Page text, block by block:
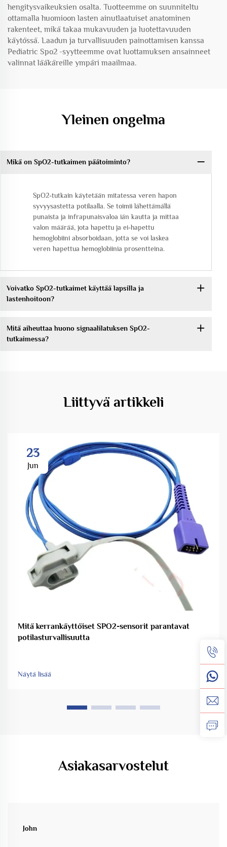
hengitysvaikeuksien osalta. Tuotteemme on suunniteltu
ottamalla huomioon lasten ainutlaatuiset anatominen
rakenteet, mikä takaa mukavuuden ja luotettavuuden
käytössä. Laadun ja turvallisuuden painottamisen kanssa
Pediatric Spo2 -syytteemme ovat luottamuksen ansainneet
valinnat lääkäreille ympäri maailmaa.
Yleinen ongelma
Mikä on SpO2-tutkaimen päätoiminto?
SpO2-tutkain käytetään mitatessa veren hapon
syvyysastetta potilaalla. Se toimii lähettämällä
punaista ja infrapunaisvaloa iän kautta ja mittaa
valon määrää, jota hapettu ja ei-hapettu
hemoglobiini absorboidaan, jotta se voi laskea
veren hapettua hemoglobiinia prosentteina.
Voivatko SpO2-tutkaimet käyttää lapsilla ja
lastenhoitoon?
Mitä aiheuttaa huono signaalilatuksen SpO2-
tutkaimessa?
Liittyvä artikkeli
23
Jun
Mitä kerrankäyttöiset SPO2-sensorit parantavat
potilasturvallisuutta
Näytä lisää
Asiakasarvostelut
John